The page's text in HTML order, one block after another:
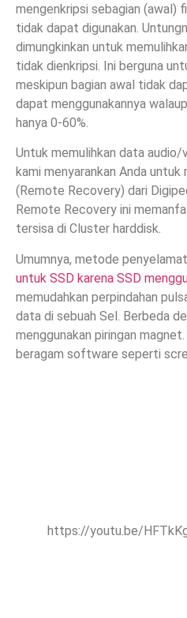
mengenkripsi sebagian (awal)
tidak dapat digunakan.
dimungkinkan untuk
tidak dienkripsi. Ini berguna
meskipun bagian awal tidak
dapat menggunakannya
hanya 0-60%.
Untuk memulihkan data audio/
kami menyarankan Anda
(Remote Recovery) dari
Remote Recovery ini
tersisa di Cluster harddisk.
Umumnya, metode
untuk SSD karena SSD
memudahkan perpindahan
data di sebuah Sel. Berbeda
menggunakan piringan
beragam software seperti
https://youtu.be/